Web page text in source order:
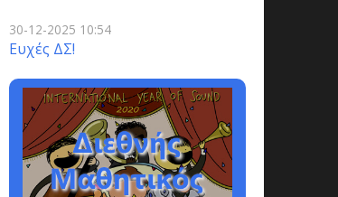
30-12-2025 10:54
Ευχές ΔΣ!